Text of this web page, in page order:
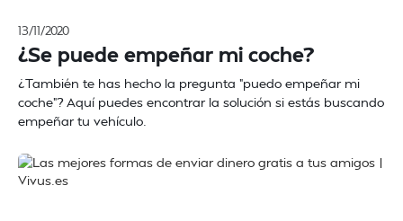
13/11/2020
¿Se puede empeñar mi coche?
¿También te has hecho la pregunta "puedo empeñar mi
coche"? Aquí puedes encontrar la solución si estás buscando
empeñar tu vehículo.